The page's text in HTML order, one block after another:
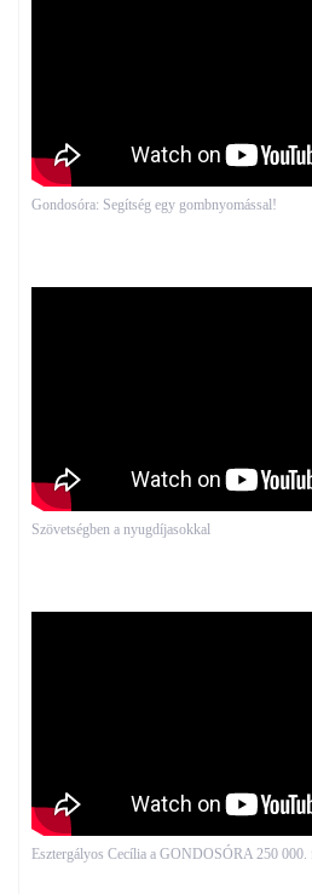
Gondosóra: Segítség egy gombnyomással!
Szövetségben a nyugdíjasokkal
Esztergályos Cecília a GONDOSÓRA 250 000.